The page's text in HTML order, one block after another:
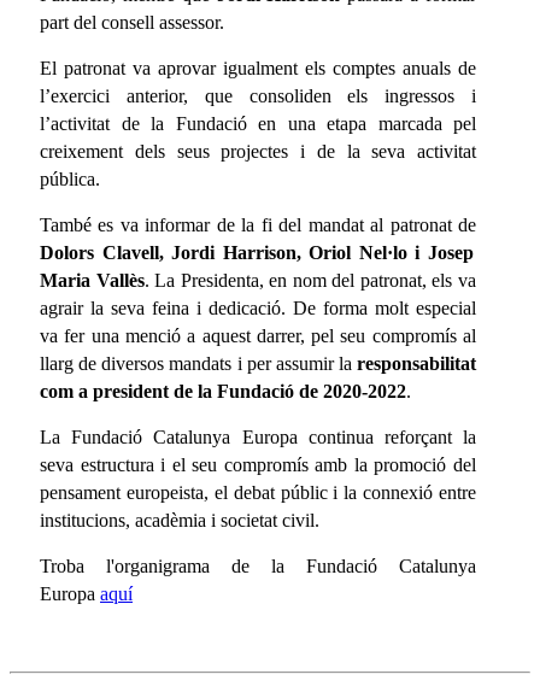
part del consell assessor.
El patronat va aprovar igualment els comptes anuals de
l’exercici anterior, que consoliden els ingressos i
l’activitat de la Fundació en una etapa marcada pel
creixement dels seus projectes i de la seva activitat
pública.
També es va informar de la fi del mandat al patronat de
Dolors Clavell, Jordi Harrison, Oriol Nel·lo i Josep
Maria Vallès. La Presidenta, en nom del patronat, els va
agrair la seva feina i dedicació. De forma molt especial
va fer una menció a aquest darrer, pel seu compromís al
llarg de diversos mandats i per assumir la responsabilitat
com a president de la Fundació de 2020-2022.
La Fundació Catalunya Europa continua reforçant la
seva estructura i el seu compromís amb la promoció del
pensament europeista, el debat públic i la connexió entre
institucions, acadèmia i societat civil.
Troba l'organigrama de la Fundació Catalunya
Europa aquí